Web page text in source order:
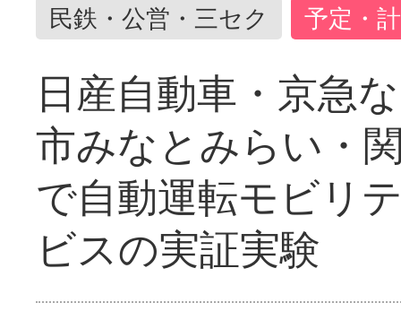
民鉄・公営・三セク 予定・
日産自動車・京急
市みなとみらい・
で自動運転モビリ
ビスの実証実験